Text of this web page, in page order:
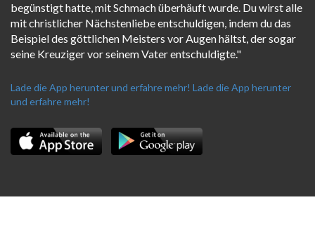
begünstigt hatte, mit Schmach überhäuft wurde. Du wirst alle
mit christlicher Nächstenliebe entschuldigen, indem du das
Beispiel des göttlichen Meisters vor Augen hältst, der sogar
seine Kreuziger vor seinem Vater entschuldigte."
Lade die App herunter und erfahre mehr! Lade die App herunter
und erfahre mehr!